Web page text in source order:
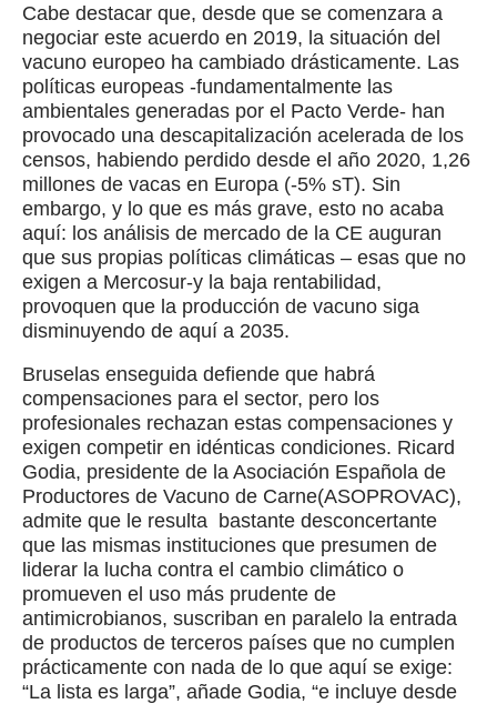
Cabe destacar que, desde que se comenzara a
negociar este acuerdo en 2019, la situación del
vacuno europeo ha cambiado drásticamente. Las
políticas europeas -fundamentalmente las
ambientales generadas por el Pacto Verde- han
provocado una descapitalización acelerada de los
censos, habiendo perdido desde el año 2020, 1,26
millones de vacas en Europa (-5% sT). Sin
embargo, y lo que es más grave, esto no acaba
aquí: los análisis de mercado de la CE auguran
que sus propias políticas climáticas – esas que no
exigen a Mercosur-y la baja rentabilidad,
provoquen que la producción de vacuno siga
disminuyendo de aquí a 2035.
Bruselas enseguida defiende que habrá
compensaciones para el sector, pero los
profesionales rechazan estas compensaciones y
exigen competir en idénticas condiciones. Ricard
Godia, presidente de la Asociación Española de
Productores de Vacuno de Carne(ASOPROVAC),
admite que le resulta bastante desconcertante
que las mismas instituciones que presumen de
liderar la lucha contra el cambio climático o
promueven el uso más prudente de
antimicrobianos, suscriban en paralelo la entrada
de productos de terceros países que no cumplen
prácticamente con nada de lo que aquí se exige:
“La lista es larga”, añade Godia, “e incluye desde